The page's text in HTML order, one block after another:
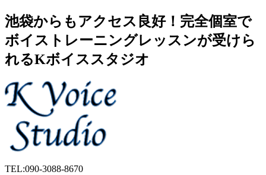
池袋からもアクセス良好！完全個室で
ボイストレーニングレッスンが受けら
れるKボイススタジオ
TEL:090-3088-8670